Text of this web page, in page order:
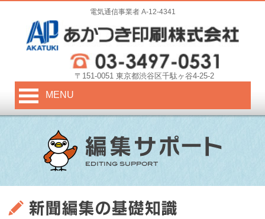
電気通信事業者 A-12-4341
〒151-0051 東京都渋谷区千駄ヶ谷4-25-2
MENU